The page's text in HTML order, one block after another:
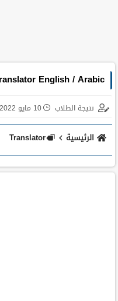
English / Arabic
نتيجة الطلاب 10 مايو 2022
الرئيسية Translator